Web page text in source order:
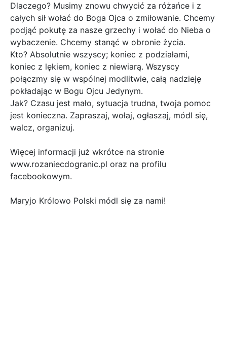
Dlaczego? Musimy znowu chwycić za różańce i z
całych sił wołać do Boga Ojca o zmiłowanie. Chcemy
podjąć pokutę za nasze grzechy i wołać do Nieba o
wybaczenie. Chcemy stanąć w obronie życia.
Kto? Absolutnie wszyscy; koniec z podziałami,
koniec z lękiem, koniec z niewiarą. Wszyscy
połączmy się w wspólnej modlitwie, całą nadzieję
pokładając w Bogu Ojcu Jedynym.
Jak? Czasu jest mało, sytuacja trudna, twoja pomoc
jest konieczna. Zapraszaj, wołaj, ogłaszaj, módl się,
walcz, organizuj.
Więcej informacji już wkrótce na stronie
www.rozaniecdogranic.pl oraz na profilu
facebookowym.
Maryjo Królowo Polski módl się za nami!